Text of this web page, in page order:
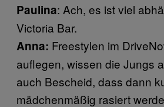
Paulina: Ach, es ist viel
Victoria Bar.
Anna: Freestylen im
auflegen, wissen die Jungs
auch Bescheid, dass dann
mädchenmäßig rasiert